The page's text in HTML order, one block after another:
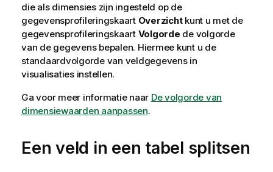
die als dimensies zijn ingesteld op de
gegevensprofileringskaart Overzichtkunt u met de
gegevensprofileringskaart Volgorde de volgorde
van de gegevens bepalen. Hiermee kunt u de
standaardvolgorde van veldgegevens in
visualisatiesinstellen.
Ga voor meer informatie naar De volgorde van
dimensiewaarden aanpassen.
Een veld in een tabel splitsen